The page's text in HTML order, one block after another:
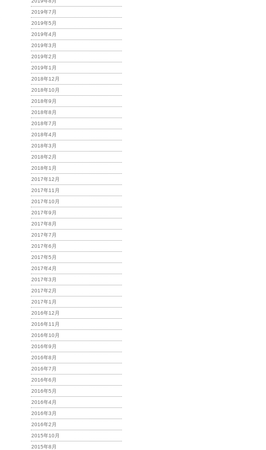
2019年7月
2019年5月
2019年4月
2019年3月
2019年2月
2019年1月
2018年12月
2018年10月
2018年9月
2018年8月
2018年7月
2018年4月
2018年3月
2018年2月
2018年1月
2017年12月
2017年11月
2017年10月
2017年9月
2017年8月
2017年7月
2017年6月
2017年5月
2017年4月
2017年3月
2017年2月
2017年1月
2016年12月
2016年11月
2016年10月
2016年9月
2016年8月
2016年7月
2016年6月
2016年5月
2016年4月
2016年3月
2016年2月
2015年10月
2015年8月